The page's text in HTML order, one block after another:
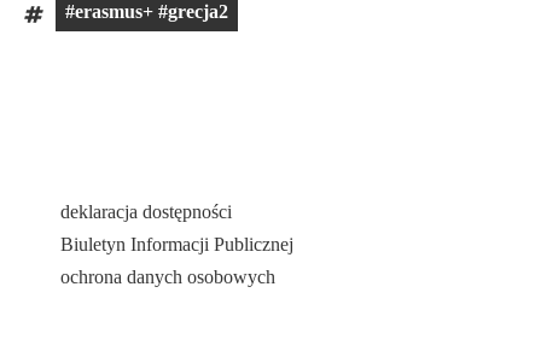
#erasmus+ #grecja2
deklaracja dostępności
Biuletyn Informacji Publicznej
ochrona danych osobowych